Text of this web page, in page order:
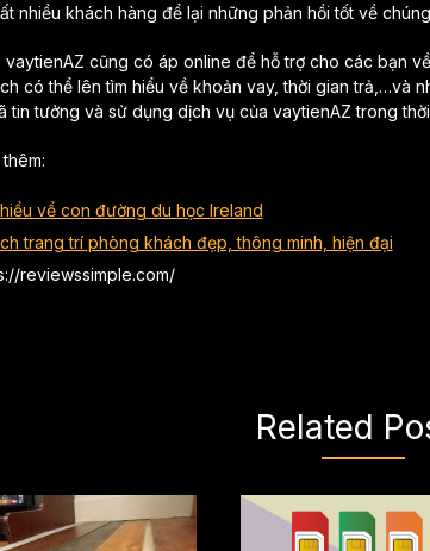
nhiều khách hàng để lại những phản hồi tốt về
vaytienAZ cũng có áp online để hỗ trợ cho các bạn
có thể lên tìm hiểu về khoản vay, thời gian trả,…và
tin tưởng và sử dụng dịch vụ của vaytienAZ trong
về con đường du học Ireland
trang trí phòng khách đẹp, thông minh, hiện đại
reviewssimple.com/
Related